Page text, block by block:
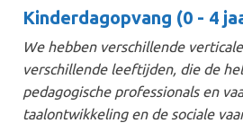
Kinderdagopvang (0 - 4
We hebben verschillende
verschillende leeftijden, die de
pedagogische professionals en
taalontwikkeling en de sociale